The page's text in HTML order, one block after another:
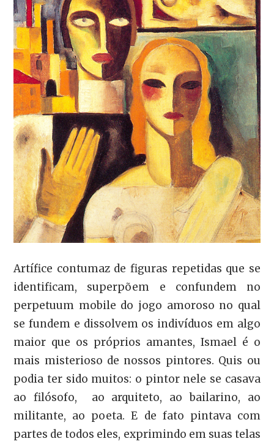
Artífice contumaz de figuras repetidas que se
identificam, superpõem e confundem no
perpetuum mobile do jogo amoroso no qual
se fundem e dissolvem os indivíduos em algo
maior que os próprios amantes, Ismael é o
mais misterioso de nossos pintores. Quis ou
podia ter sido muitos: o pintor nele se casava
ao filósofo, ao arquiteto, ao bailarino, ao
militante, ao poeta. E de fato pintava com
partes de todos eles, exprimindo em suas telas